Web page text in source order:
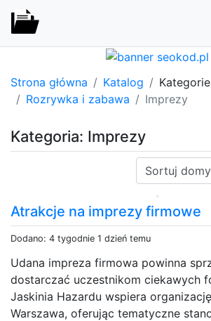
Strona główna Katalog
Kategorie
Rozrywka i zabawa
Imprezy
Kategoria: Imprezy
Sortuj:
Atrakcje na imprezy firmowe
Dodano: 4 tygodnie 1 dzień temu
Udana impreza firmowa powinna
dostarczać uczestnikom ciekawych
Jaskinia Hazardu wspiera
Warszawa, oferując tematyczne